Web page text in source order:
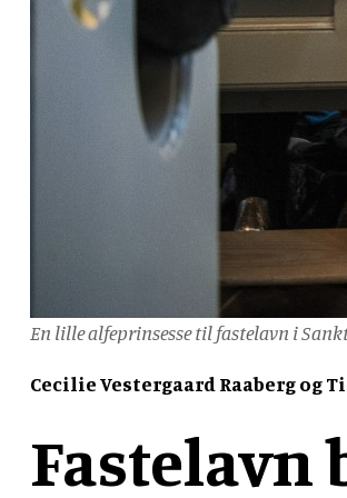
En lille alfeprinsesse til fastelavn i
Cecilie Vestergaard Raaberg og
Fastelavn